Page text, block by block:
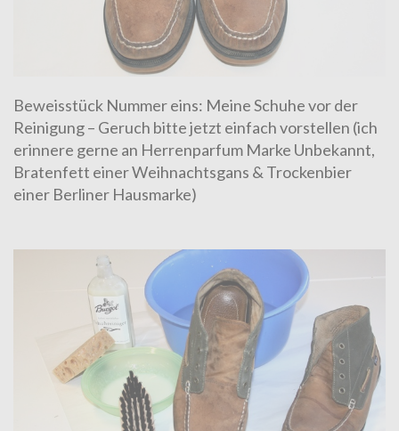
Beweisstück Nummer eins: Meine Schuhe vor der
Reinigung – Geruch bitte jetzt einfach vorstellen (ich
erinnere gerne an Herrenparfum Marke Unbekannt,
Bratenfett einer Weihnachtsgans & Trockenbier
einer Berliner Hausmarke)